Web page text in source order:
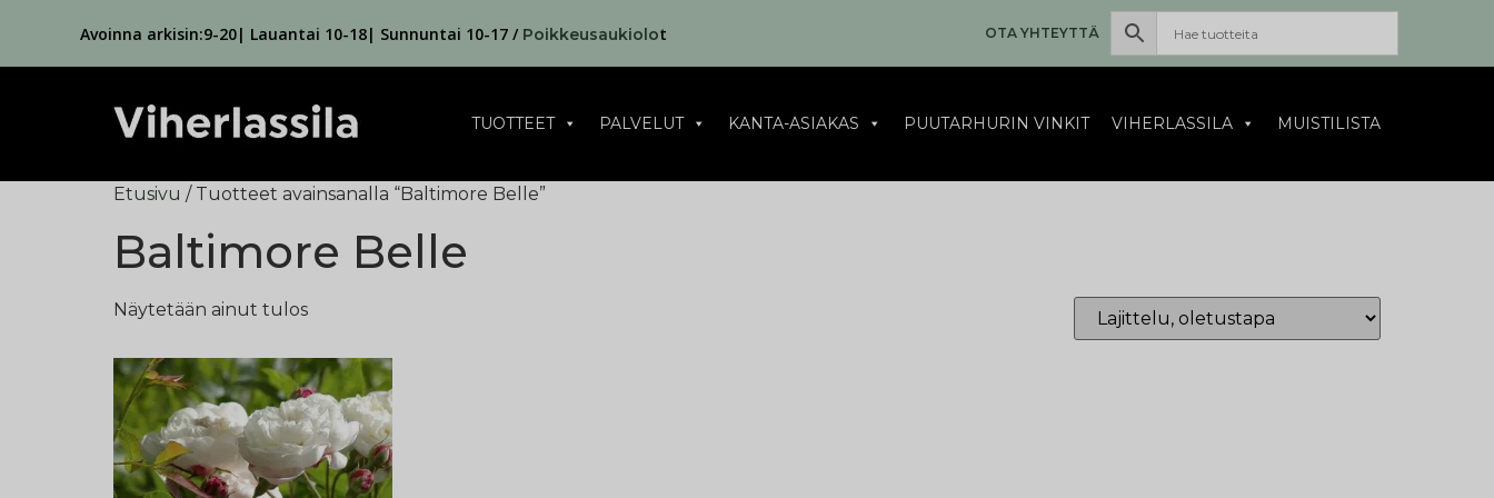
Avoinna arkisin:9-20| Lauantai 10-18| Sunnuntai 10-17 / Poikkeusaukiolot OTA YHTEYTTÄ
TUOTTEET PALVELUT KANTA-ASIAKAS PUUTARHURIN VINKIT VIHERLASSILA MUISTILISTA
Etusivu / Tuotteet avainsanalla “Baltimore Belle”
Baltimore Belle
Näytetään ainut tulos